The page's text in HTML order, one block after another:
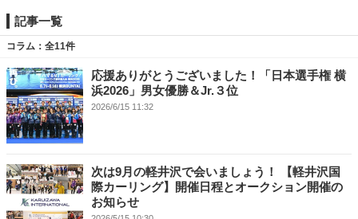
記事一覧
コラム：全11件
応援ありがとうございました！「日本選手権 横
浜2026」男女優勝＆Jr.３位
2026/6/15 11:32
次は9月の軽井沢で会いましょう！ 【軽井沢国
際カーリング】開催日程とオークション開催の
お知らせ